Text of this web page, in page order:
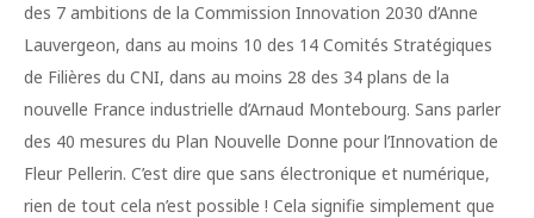
des 7 ambitions de la Commission Innovation 2030 d’Anne
Lauvergeon, dans au moins 10 des 14 Comités Stratégiques
de Filières du CNI, dans au moins 28 des 34 plans de la
nouvelle France industrielle d’Arnaud Montebourg. Sans parler
des 40 mesures du Plan Nouvelle Donne pour l’Innovation de
Fleur Pellerin. C’est dire que sans électronique et numérique,
rien de tout cela n’est possible ! Cela signifie simplement que